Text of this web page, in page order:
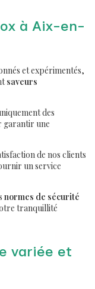
à Aix-en-
et expérimentés,
saveurs
des
garantir une
de nos clients
un service
normes de sécurité
tranquillité
variée et